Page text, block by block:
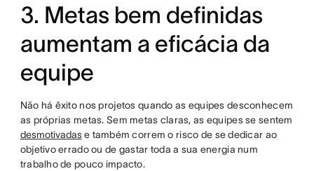
3. Metas bem definidas
aumentam a eficácia da
equipe
Não há êxito nos projetos quando as equipes desconhecem
as próprias metas. Sem metas claras, as equipes se sentem
desmotivadase também correm o risco de se dedicar ao
objetivo errado ou de gastar toda a sua energia num
trabalho de pouco impacto.